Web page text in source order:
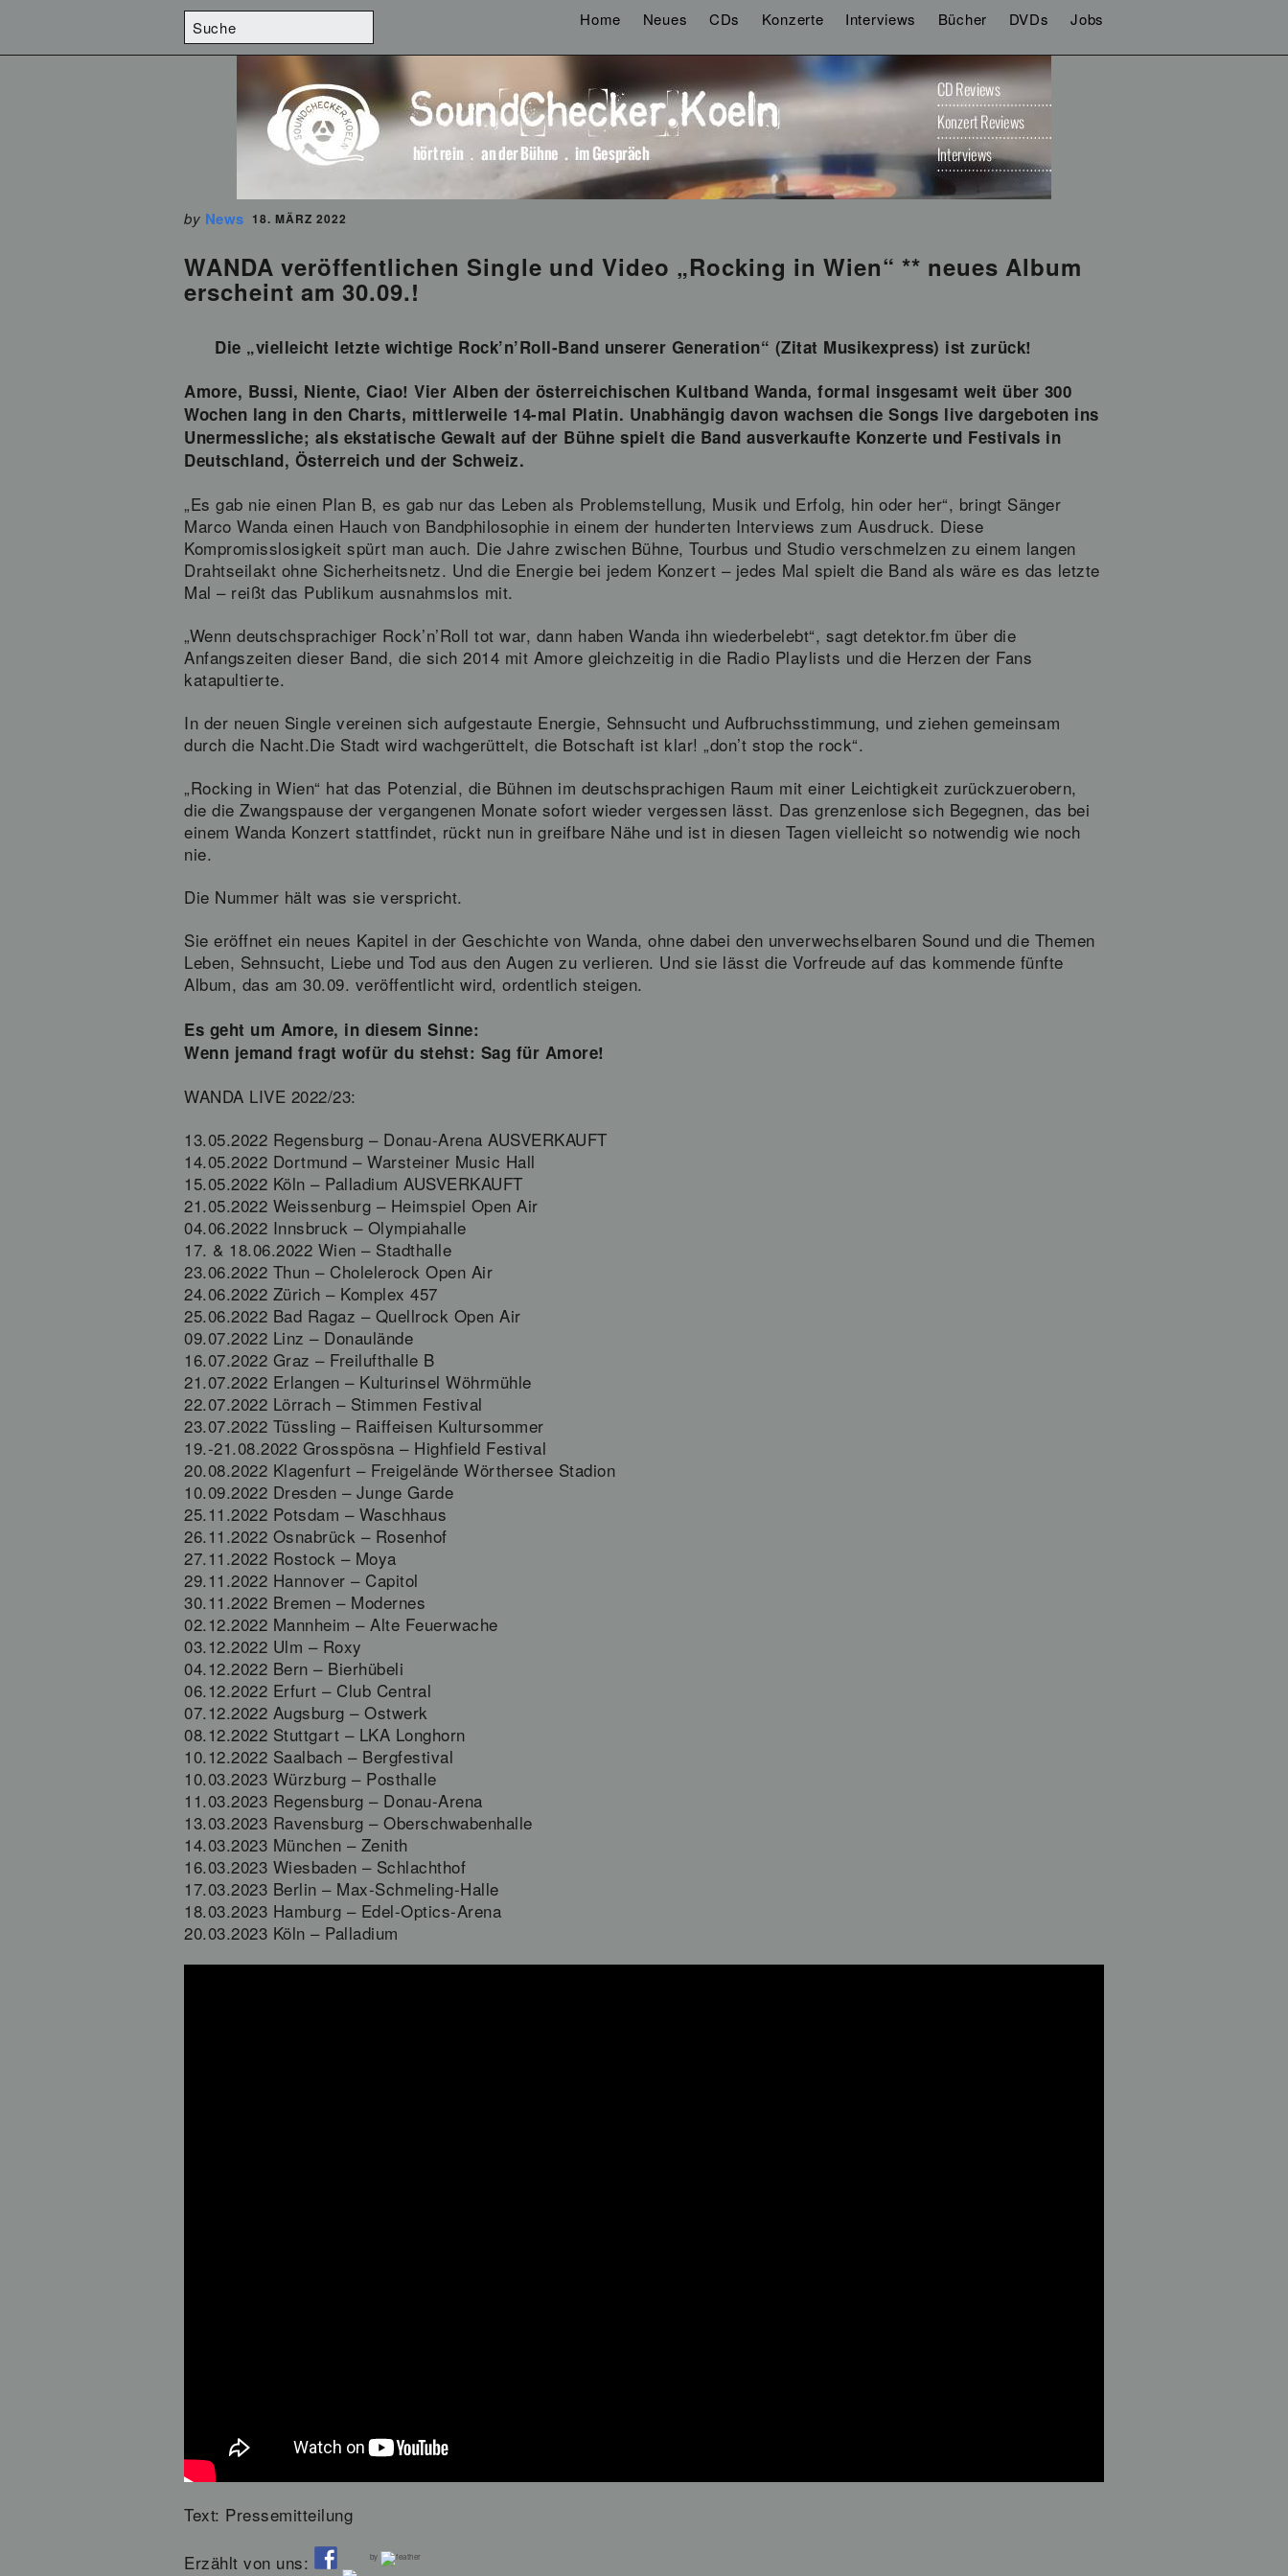
Home Neues CDs Konzerte Interviews Bücher DVDs Jobs
by News 18. MÄRZ 2022
WANDA veröffentlichen Single und Video „Rocking in Wien“ ** neues Album
erscheint am 30.09.!
Die „vielleicht letzte wichtige Rock’n’Roll-Band unserer Generation“ (Zitat Musikexpress) ist zurück!
Amore, Bussi, Niente, Ciao! Vier Alben der österreichischen Kultband Wanda, formal insgesamt weit über 300
Wochen lang in den Charts, mittlerweile 14-mal Platin. Unabhängig davon wachsen die Songs live dargeboten ins
Unermessliche; als ekstatische Gewalt auf der Bühne spielt die Band ausverkaufte Konzerte und Festivals in
Deutschland, Österreich und der Schweiz.
„Es gab nie einen Plan B, es gab nur das Leben als Problemstellung, Musik und Erfolg, hin oder her“, bringt Sänger
Marco Wanda einen Hauch von Bandphilosophie in einem der hunderten Interviews zum Ausdruck. Diese
Kompromisslosigkeit spürt man auch. Die Jahre zwischen Bühne, Tourbus und Studio verschmelzen zu einem langen
Drahtseilakt ohne Sicherheitsnetz. Und die Energie bei jedem Konzert – jedes Mal spielt die Band als wäre es das letzte
Mal – reißt das Publikum ausnahmslos mit.
„Wenn deutschsprachiger Rock’n’Roll tot war, dann haben Wanda ihn wiederbelebt“, sagt detektor.fm über die
Anfangszeiten dieser Band, die sich 2014 mit Amore gleichzeitig in die Radio Playlists und die Herzen der Fans
katapultierte.
In der neuen Single vereinen sich aufgestaute Energie, Sehnsucht und Aufbruchsstimmung, und ziehen gemeinsam
durch die Nacht.Die Stadt wird wachgerüttelt, die Botschaft ist klar! „don’t stop the rock“.
„Rocking in Wien“ hat das Potenzial, die Bühnen im deutschsprachigen Raum mit einer Leichtigkeit zurückzuerobern,
die die Zwangspause der vergangenen Monate sofort wieder vergessen lässt. Das grenzenlose sich Begegnen, das bei
einem Wanda Konzert stattfindet, rückt nun in greifbare Nähe und ist in diesen Tagen vielleicht so notwendig wie noch
nie.
Die Nummer hält was sie verspricht.
Sie eröffnet ein neues Kapitel in der Geschichte von Wanda, ohne dabei den unverwechselbaren Sound und die Themen
Leben, Sehnsucht, Liebe und Tod aus den Augen zu verlieren. Und sie lässt die Vorfreude auf das kommende fünfte
Album, das am 30.09. veröffentlicht wird, ordentlich steigen.
Es geht um Amore, in diesem Sinne:
Wenn jemand fragt wofür du stehst: Sag für Amore!
WANDA LIVE 2022/23:
13.05.2022 Regensburg – Donau-Arena AUSVERKAUFT
14.05.2022 Dortmund – Warsteiner Music Hall
15.05.2022 Köln – Palladium AUSVERKAUFT
21.05.2022 Weissenburg – Heimspiel Open Air
04.06.2022 Innsbruck – Olympiahalle
17. & 18.06.2022 Wien – Stadthalle
23.06.2022 Thun – Cholelerock Open Air
24.06.2022 Zürich – Komplex 457
25.06.2022 Bad Ragaz – Quellrock Open Air
09.07.2022 Linz – Donaulände
16.07.2022 Graz – Freilufthalle B
21.07.2022 Erlangen – Kulturinsel Wöhrmühle
22.07.2022 Lörrach – Stimmen Festival
23.07.2022 Tüssling – Raiffeisen Kultursommer
19.-21.08.2022 Grosspösna – Highfield Festival
20.08.2022 Klagenfurt – Freigelände Wörthersee Stadion
10.09.2022 Dresden – Junge Garde
25.11.2022 Potsdam – Waschhaus
26.11.2022 Osnabrück – Rosenhof
27.11.2022 Rostock – Moya
29.11.2022 Hannover – Capitol
30.11.2022 Bremen – Modernes
02.12.2022 Mannheim – Alte Feuerwache
03.12.2022 Ulm – Roxy
04.12.2022 Bern – Bierhübeli
06.12.2022 Erfurt – Club Central
07.12.2022 Augsburg – Ostwerk
08.12.2022 Stuttgart – LKA Longhorn
10.12.2022 Saalbach – Bergfestival
10.03.2023 Würzburg – Posthalle
11.03.2023 Regensburg – Donau-Arena
13.03.2023 Ravensburg – Oberschwabenhalle
14.03.2023 München – Zenith
16.03.2023 Wiesbaden – Schlachthof
17.03.2023 Berlin – Max-Schmeling-Halle
18.03.2023 Hamburg – Edel-Optics-Arena
20.03.2023 Köln – Palladium
Text: Pressemitteilung
Erzählt von uns:
by